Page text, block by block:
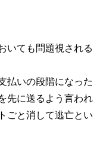
いても問題視される
払いの段階になった
先に送るよう言われ
ごと消して逃亡とい